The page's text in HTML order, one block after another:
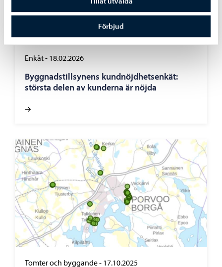
Förbjud
Enkät- 18.02.2026
Byggnadstillsynens kundnöjdhetsenkät:
största delen av kunderna är nöjda
Tomter och byggande- 17.10.2025